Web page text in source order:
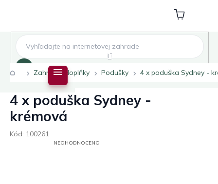
Nákupní
košík
DomůZahradní doplňky Podušky 4 x poduška Sydney -
4 x poduška Sydney -
krémová
Kód: 100261
PRŮMĚRNÉNEOHODNOCENO